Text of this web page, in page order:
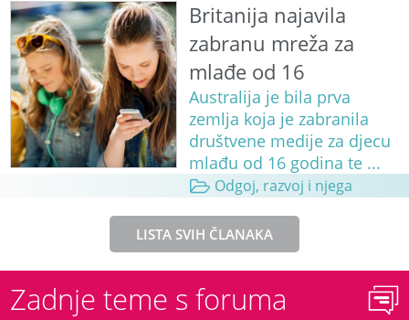
Britanija najavila
zabranu mreža za
mlađe od 16
Australija je bila prva
zemlja koja je zabranila
društvene medije za djecu
mlađu od 16 godina te ...
Odgoj, razvoj i njega
LISTA SVIH ČLANAKA
Zadnje teme s foruma